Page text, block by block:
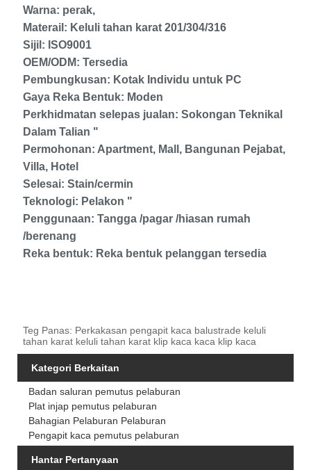
Warna: perak,
Materail: Keluli tahan karat 201/304/316
Sijil: ISO9001
OEM/ODM: Tersedia
Pembungkusan: Kotak Individu untuk PC
Gaya Reka Bentuk: Moden
Perkhidmatan selepas jualan: Sokongan Teknikal
Dalam Talian "
Permohonan: Apartment, Mall, Bangunan Pejabat,
Villa, Hotel
Selesai: Stain/cermin
Teknologi: Pelakon "
Penggunaan: Tangga /pagar /hiasan rumah
/berenang
Reka bentuk: Reka bentuk pelanggan tersedia
Teg Panas: Perkakasan pengapit kaca balustrade keluli
tahan karat keluli tahan karat klip kaca kaca klip kaca
Kategori Berkaitan
Badan saluran pemutus pelaburan
Plat injap pemutus pelaburan
Bahagian Pelaburan Pelaburan
Pengapit kaca pemutus pelaburan
Hantar Pertanyaan